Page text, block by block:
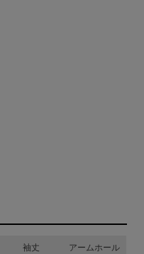
袖丈 アームホール